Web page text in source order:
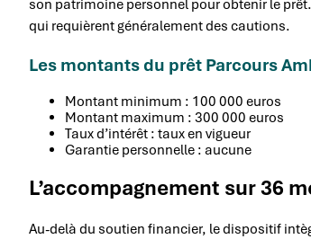
son patrimoine personnel pour obtenir le
qui requièrent généralement des cautions.
Les montants du prêt Parcours
Montant minimum : 100 000 euros
Montant maximum : 300 000 euros
Taux d’intérêt : taux en vigueur
Garantie personnelle : aucune
L’accompagnement sur 36
Au-delà du soutien financier, le dispositif